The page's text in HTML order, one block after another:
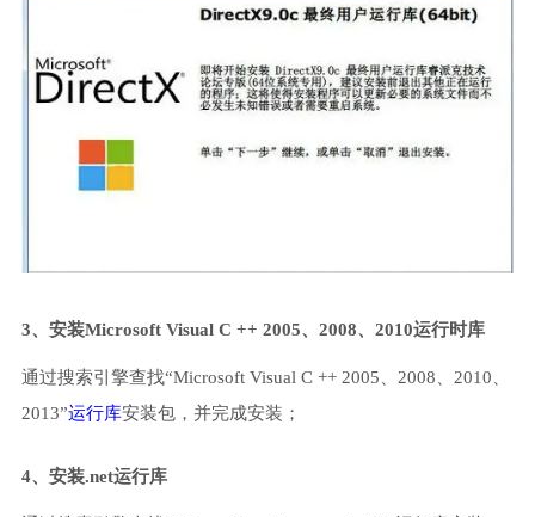
3、安装Microsoft Visual C ++ 2005、2008、2010运行时库
通过搜索引擎查找“Microsoft Visual C ++ 2005、2008、2010、
2013”运行库安装包，并完成安装；
4、安装.net运行库